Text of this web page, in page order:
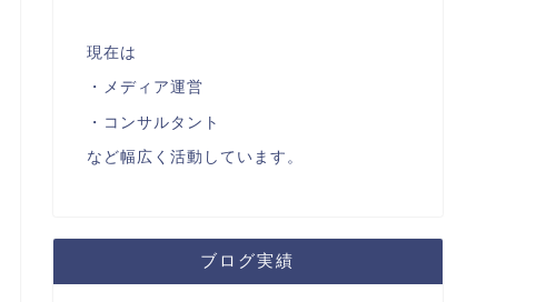
現在は
・メディア運営
・コンサルタント
など幅広く活動しています。
ブログ実績